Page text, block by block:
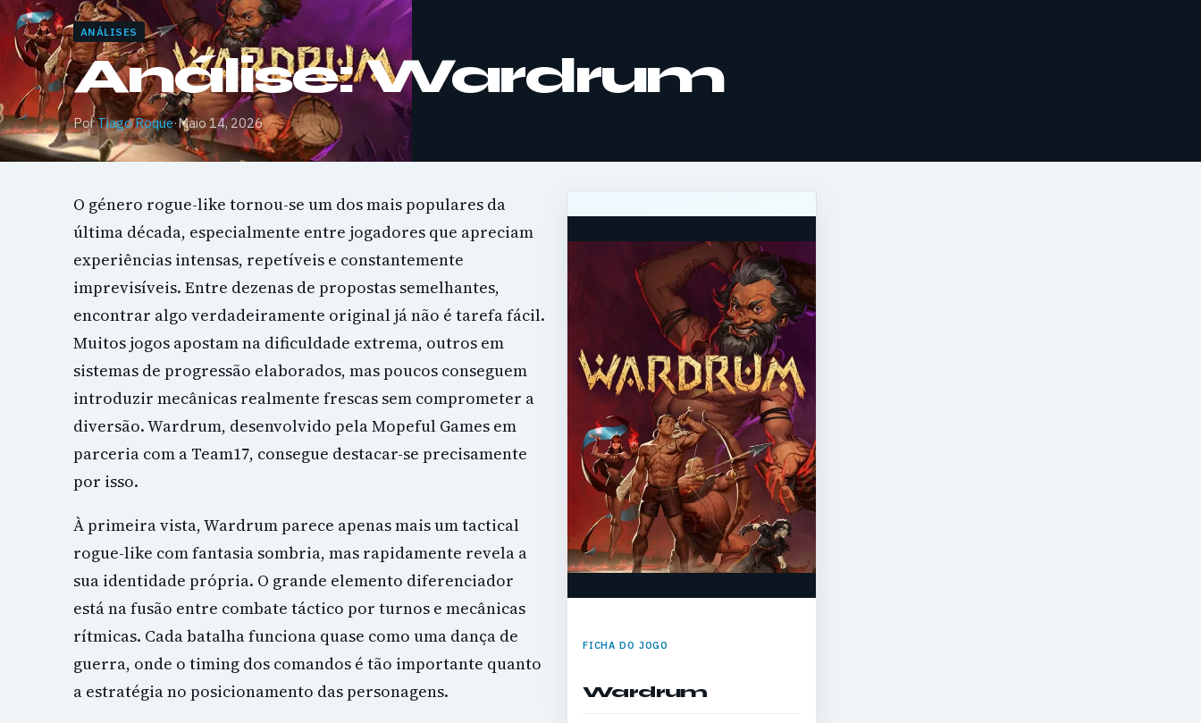
ANÁLISES
Análise: Wardrum
PorTiago Roque·Maio 14, 2026
FICHA DO JOGO
Wardrum
O género rogue-like tornou-se um dos mais populares da
última década, especialmente entre jogadores que apreciam
experiências intensas, repetíveis e constantemente
imprevisíveis. Entre dezenas de propostas semelhantes,
encontrar algo verdadeiramente original já não é tarefa fácil.
Muitos jogos apostam na dificuldade extrema, outros em
sistemas de progressão elaborados, mas poucos conseguem
introduzir mecânicas realmente frescas sem comprometer a
diversão. Wardrum, desenvolvido pela Mopeful Games em
parceria com a Team17, consegue destacar-se precisamente
por isso.
À primeira vista, Wardrum parece apenas mais um tactical
rogue-like com fantasia sombria, mas rapidamente revela a
sua identidade própria. O grande elemento diferenciador
está na fusão entre combate táctico por turnos e mecânicas
rítmicas. Cada batalha funciona quase como uma dança de
guerra, onde o timing dos comandos é tão importante quanto
a estratégia no posicionamento das personagens.